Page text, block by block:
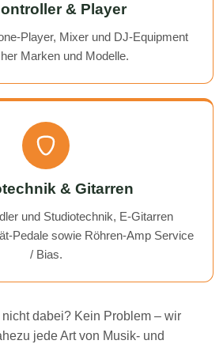
& Player
Player, Mixer und DJ-Equipment
Marken und Modelle.
& Gitarren
und Studiotechnik, E-Gitarren
Pedale sowie Röhren-Amp Service
/ Bias.
nicht dabei? Kein Problem – wir
jede Art von Musik- und